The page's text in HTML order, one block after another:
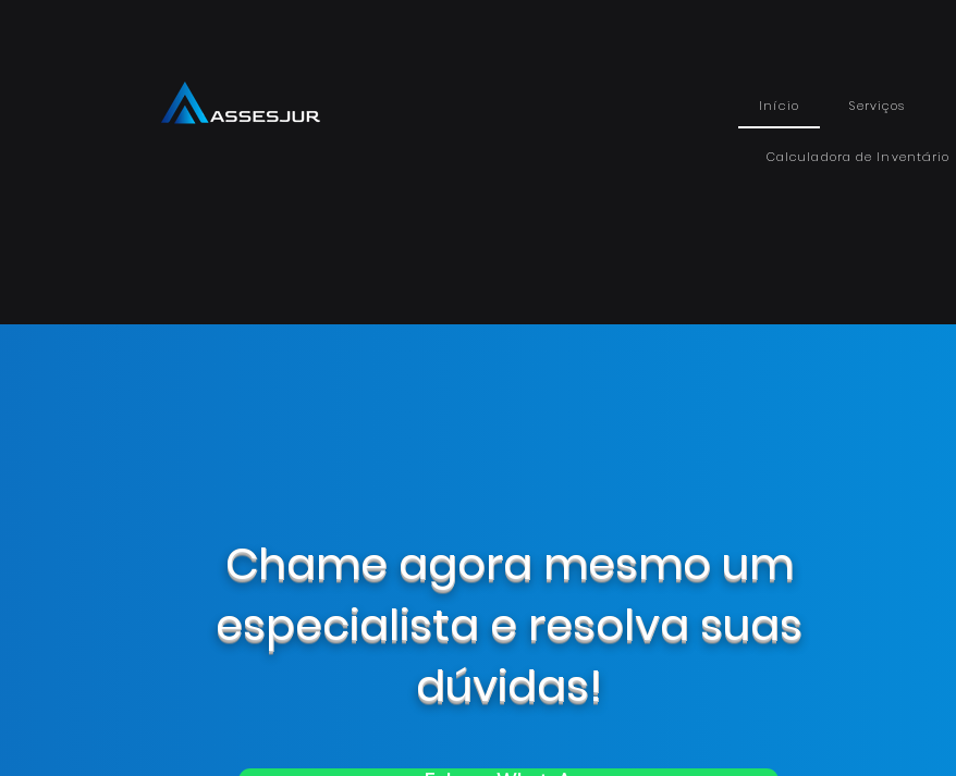
Início Serviços
Calculadora de Inventário
Chame agora mesmo um
especialista e resolva suas
dúvidas!